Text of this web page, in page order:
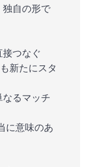
独自の形で
接つなぐ
新たにスタ
るマッチ
に意味のあ